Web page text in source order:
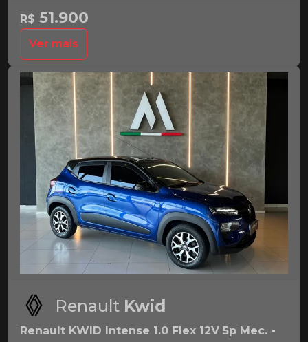
R$ 51.900
Ver mais
Renault Kwid
Renault KWID Intense 1.0 Flex 12V 5p Mec. -